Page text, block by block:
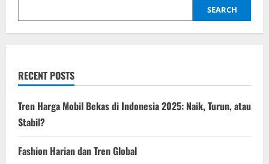
o
SEARCH
RECENT POSTS
Tren Harga Mobil Bekas di Indonesia 2025: Naik, Turun, atau
Stabil?
Fashion Harian dan Tren Global